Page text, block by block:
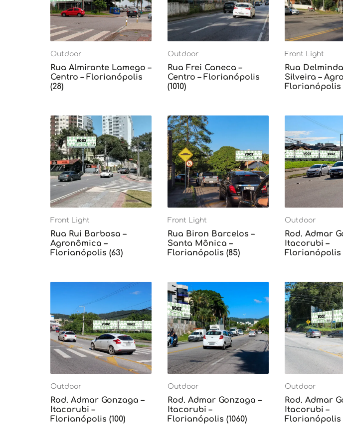
Outdoor
Rua Almirante Lamego –
Centro – Florianópolis
(28)
Outdoor
Rua Frei Caneca –
Centro – Florianópolis
(1010)
Front Light
Rua
Silveira –
Florianópolis
Front Light
Rua Rui Barbosa –
Agronômica –
Florianópolis (63)
Front Light
Rua Biron Barcelos –
Santa Mônica –
Florianópolis (85)
Outdoor
Rod. Admar
Itacorubi –
Florianópolis
Outdoor
Rod. Admar Gonzaga –
Itacorubi –
Florianópolis (100)
Outdoor
Rod. Admar Gonzaga –
Itacorubi –
Florianópolis (1060)
Outdoor
Rod. Admar
Itacorubi –
Florianópolis